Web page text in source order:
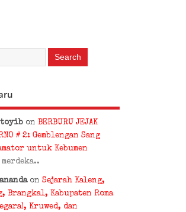
toyib on BERBURU JEJAK
# 2: Gemblengan Sang
untuk Kebumen
merdeka..
on Sejarah Kaleng,
Brangkal, Kabupaten Roma
Kruwed, dan